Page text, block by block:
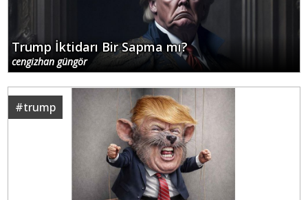
Trump İktidarı Bir Sapma mı?
cengizhan güngör
#trump